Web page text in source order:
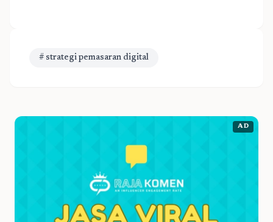
# strategi pemasaran digital
AD